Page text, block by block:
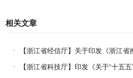
相关文章
【浙江省经信厅】关于印发《浙江
能融合赋能行动方案》的通知
【浙江省科技厅】印发《关于“十五